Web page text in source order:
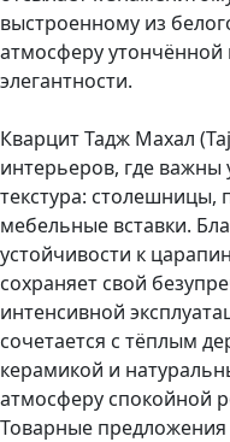
выстроенному из
атмосферу утончённой
элегантности.
Кварцит Тадж Махал
интерьеров, где важны
текстура: столешницы,
мебельные вставки.
устойчивости к
сохраняет свой
интенсивной
сочетается с тёплым
керамикой и
атмосферу спокойной
Товарные предложения